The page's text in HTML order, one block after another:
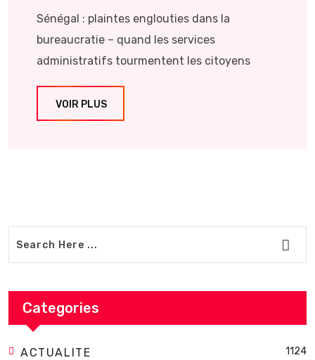
Sénégal : plaintes englouties dans la
bureaucratie – quand les services
administratifs tourmentent les citoyens
VOIR PLUS
Categories
ACTUALITE 1124